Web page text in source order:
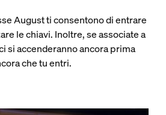
August ti consentono di entrare
le chiavi. Inoltre, se associate a
si accenderanno ancora prima
che tu entri.